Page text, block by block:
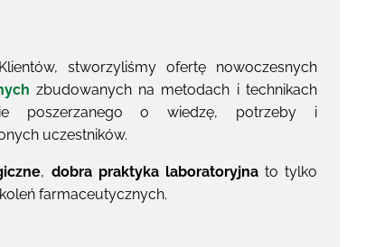
stworzyliśmy ofertę nowoczesnych
zbudowanych na metodach i technikach
poszerzanego o wiedzę, potrzeby i
uczestników.
, dobra praktyka laboratoryjnato tylko
farmaceutycznych.